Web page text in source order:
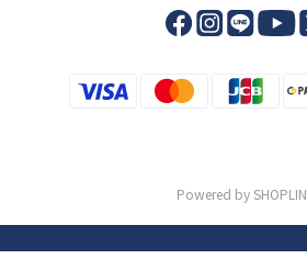
Powered by